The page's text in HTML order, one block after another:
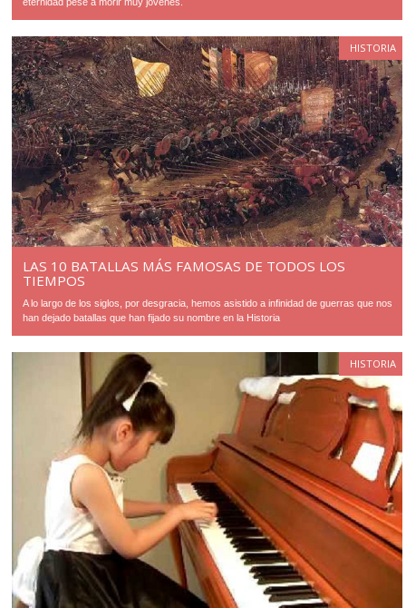
HISTORIA
LAS 10 BATALLAS MÁS FAMOSAS DE TODOS LOS
TIEMPOS
A lo largo de los siglos, por desgracia, hemos asistido a infinidad de guerras que nos
han dejado batallas que han fijado su nombre en la Historia
HISTORIA